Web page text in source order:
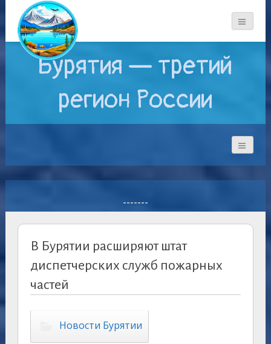
Бурятия — третий
регион России
-------
В Бурятии расширяют штат
диспетчерских служб пожарных
частей
Новости Бурятии